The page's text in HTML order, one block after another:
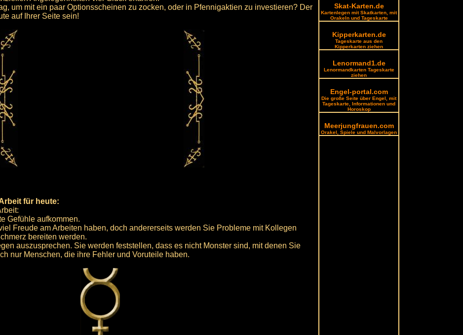
um mit ein paar Optionsscheinen zu zocken, oder in Pfennigaktien zu investieren? Der
auf Ihrer Seite sein!
für heute:
Gefühle aufkommen.
Freude am Arbeiten haben, doch andererseits werden Sie Probleme mit Kollegen
bereiten werden.
auszusprechen. Sie werden feststellen, dass es nicht Monster sind, mit denen Sie
nur Menschen, die ihre Fehler und Voruteile haben.
Skat-Karten.de
Kartenlegen mit Skatkarten, mit
Orakeln und Tageskarte
Kipperkarten.de
Tageskarte aus den
Kipperkarten ziehen
Lenormand1.de
Lenormandkarten Tageskarte
ziehen
Engel-portal.com
Die große Seite über Engel, mit
Tageskarte, Informationen und
Horoskop
Meerjungfrauen.com
Orakel, Spiele und Malvorlagen